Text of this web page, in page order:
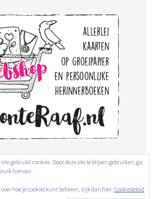
site gebruikt cookies. Door deze site te blijven gebruiken, ga
hiervan.
hoe je cookies kunt beheren, kijk dan hier: Cookiebeleid